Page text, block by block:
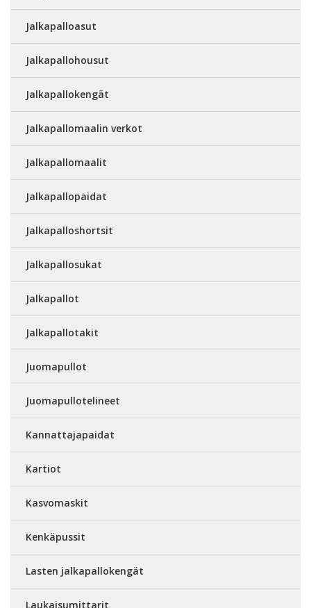
Jalkapalloasut
Jalkapallohousut
Jalkapallokengät
Jalkapallomaalin verkot
Jalkapallomaalit
Jalkapallopaidat
Jalkapalloshortsit
Jalkapallosukat
Jalkapallot
Jalkapallotakit
Juomapullot
Juomapullotelineet
Kannattajapaidat
Kartiot
Kasvomaskit
Kenkäpussit
Lasten jalkapallokengät
Laukaisumittarit